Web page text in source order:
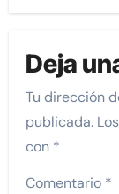
Deja
Tu dirección
publicada.
con *
Comentario *